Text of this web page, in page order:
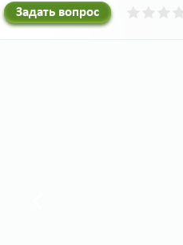
Задать вопрос